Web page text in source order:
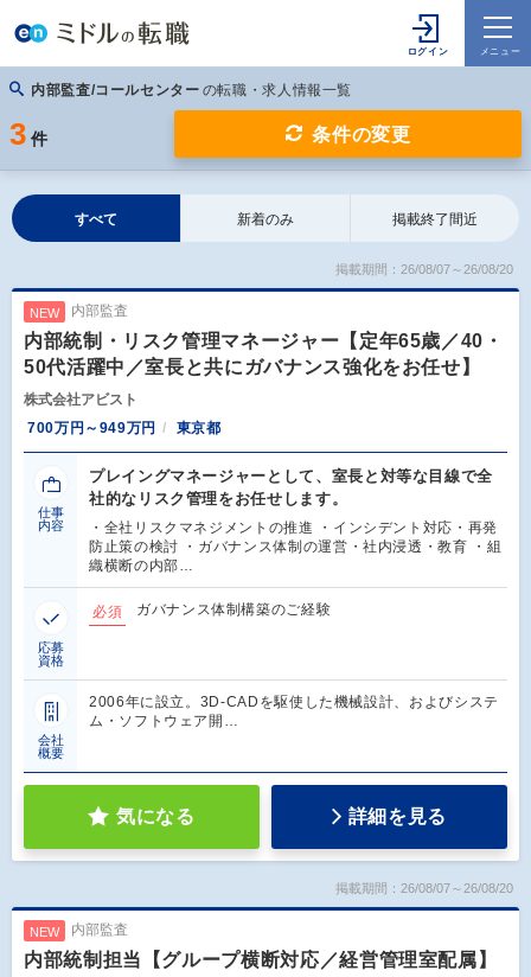
内部監査/コールセンター の転職・求人情報一覧
3 件 条件の変更
すべて 新着のみ 掲載終了間近
掲載期間：26/08/07～26/08/20
NEW 内部監査
内部統制・リスク管理マネージャー【定年65歳／40・
50代活躍中／室長と共にガバナンス強化をお任せ】
株式会社アビスト
700万円～949万円
東京都
仕事
内容
プレイングマネージャーとして、室長と対等な目線で全
社的なリスク管理をお任せします。
・全社リスクマネジメントの推進 ・インシデント対応・再発
防止策の検討 ・ガバナンス体制の運営・社内浸透・教育 ・組
織横断の内部…
応募
資格
必須 ガバナンス体制構築のご経験
会社
概要
2006年に設立。3D-CADを駆使した機械設計、およびシステ
ム・ソフトウェア開…
気になる 詳細を見る
掲載期間：26/08/07～26/08/20
NEW 内部監査
内部統制担当【グループ横断対応／経営管理室配属】